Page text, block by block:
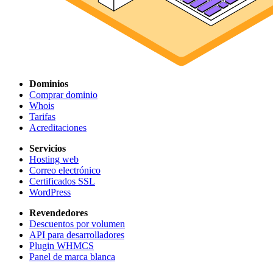
Dominios
Comprar dominio
Whois
Tarifas
Acreditaciones
Servicios
Hosting web
Correo electrónico
Certificados SSL
WordPress
Revendedores
Descuentos por volumen
API para desarrolladores
Plugin WHMCS
Panel de marca blanca